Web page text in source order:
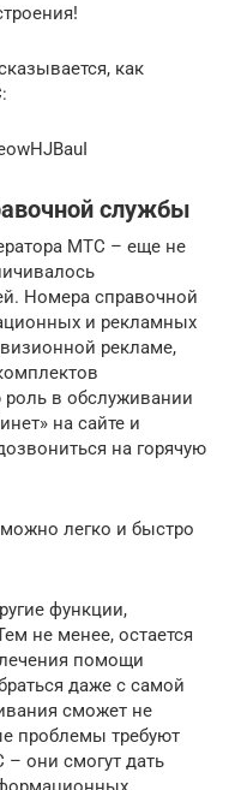
как
службы
МТС – еще не
Номера справочной
и рекламных
рекламе,
в обслуживании
на сайте и
на горячую
легко и быстро
функции,
не менее, остается
помощи
даже с самой
сможет не
проблемы требуют
они смогут дать